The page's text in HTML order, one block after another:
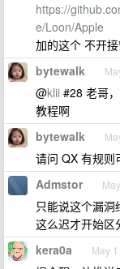
https://
e/Loon/Apple
加的这个 不开
bytewalk
@klii #28 老哥
教程啊
bytewalk
请问 QX 有规则
Admstor
只能说这个漏洞
这么迟才开始区
kera0a May